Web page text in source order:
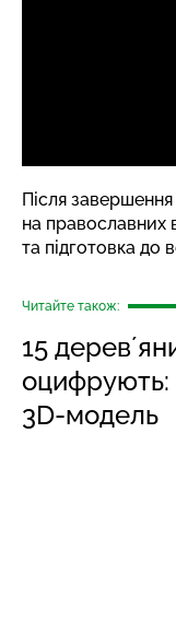
Після
на православних
та підготовка до
Читайте також:
15
3D-модель